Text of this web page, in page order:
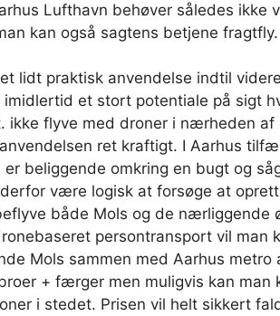
Lufthavn behøver således ikke
kan også sagtens betjene fragtfly.
lidt praktisk anvendelse indtil
et stort potentiale på sigt
ikke flyve med droner i nærheden af
ret kraftigt. I Aarhus
beliggende omkring en bugt og
være logisk at forsøge at
både Mols og de nærliggende
persontransport vil man
Mols sammen med Aarhus metro
+ færger men muligvis kan man
i stedet. Prisen vil helt sikkert